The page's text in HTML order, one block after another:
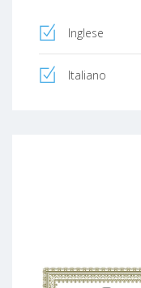
Inglese
Italiano